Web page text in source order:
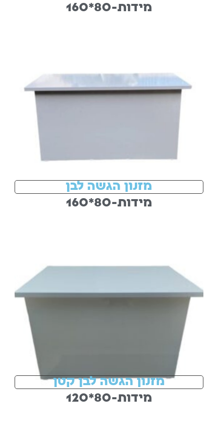
מידות-80*160
מזנון הגשה לבן
מידות-80*160
מזנון הגשה לבן קטן
מידות-80*120